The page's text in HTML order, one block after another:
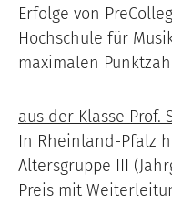
Erfolge von
Hochschule für
maximalen
aus der Klasse Prof.
In Rheinland-Pfalz
Altersgruppe III
Preis mit